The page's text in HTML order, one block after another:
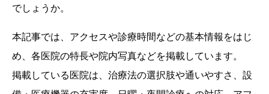
でしょうか。
本記事では、アクセスや診療時間などの基本情報をはじ
め、各医院の特長や院内写真などを掲載しています。
掲載している医院は、治療法の選択肢や通いやすさ、設